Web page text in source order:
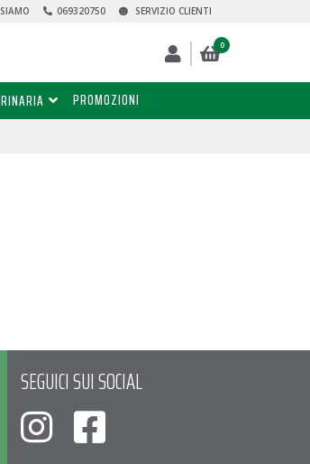
SERVIZIO CLIENTI
069320750
0
PROMOZIONI
SEGUICI SUI SOCIAL